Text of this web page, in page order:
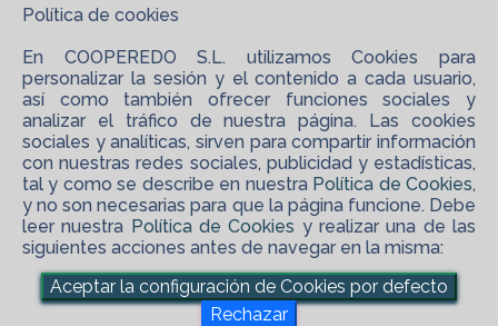
maps_ugc
©2026 COOPEREDO S.L.
Software XgestEvo
Política de cookies
En COOPEREDO S.L. utilizamos Cookies para
personalizar la sesión y el contenido a cada usuario,
así como también ofrecer funciones sociales y
analizar el tráfico de nuestra página. Las cookies
sociales y analíticas, sirven para compartir información
con nuestras redes sociales, publicidad y estadísticas,
tal y como se describe en nuestra Política de Cookies,
y no son necesarias para que la página funcione. Debe
leer nuestra Política de Cookies y realizar una de las
siguientes acciones antes de navegar en la misma:
Aceptar la configuración de Cookies por defecto
Rechazar